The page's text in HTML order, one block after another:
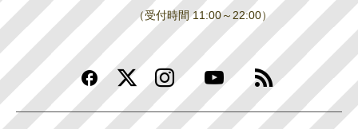
（受付時間 11:00～22:00）